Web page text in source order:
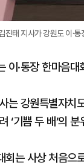
진태 지사가 강원도 이·
이·통장 한마음
는 강원특별자치
‘기쁨 두 배’의
회는 사상 처음으